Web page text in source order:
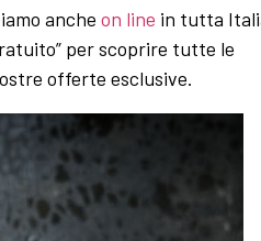
anche on line in tutta
per scoprire tutte le
offerte esclusive.